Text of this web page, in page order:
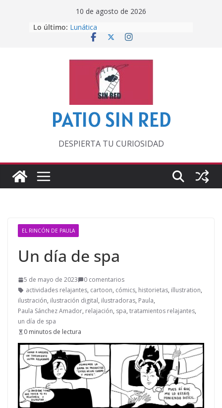
10 de agosto de 2026
Lo último: Lunática
Pero, hasta entonces…
‘La broma infinita’ de recomendar
lecturas veraniegas
Otra del Mundial
PATIO SIN RED
DESPIERTA TU CURIOSIDAD
EL RINCÓN DE PAULA
Un día de spa
5 de mayo de 2023
0 comentarios
actividades relajantes, cartoon, cómics, historietas, illustration,
ilustración, ilustración digital, ilustradoras, Paula,
Paula Sánchez Amador, relajación, spa, tratamientos relajantes,
un día de spa
0 minutos de lectura